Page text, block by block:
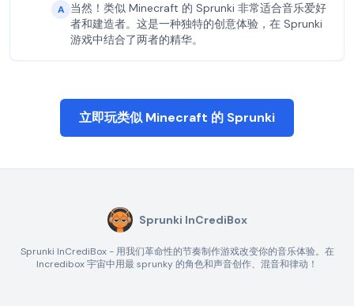
A 当然！类似 Minecraft 的 Sprunki 非常适合音乐爱好
者和建造者。这是一种独特的创意体验，在 Sprunki
游戏中结合了两者的精华。
立即玩类似 Minecraft 的 Sprunki
Sprunki InCrediBox
Sprunki InCrediBox - 用我们革命性的节奏制作游戏改变你的音乐体验。在
Incredibox 宇宙中用最 sprunky 的角色和声音创作、混音和律动！